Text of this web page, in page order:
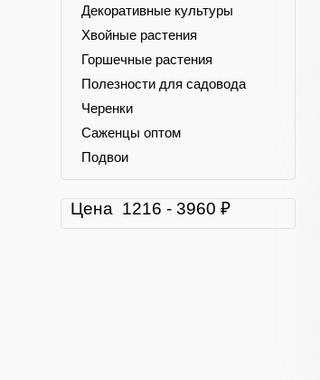
Декоративные культуры
Хвойные растения
Горшечные растения
Полезности для садовода
Черенки
Саженцы оптом
Подвои
Цена 1216 - 3960 ₽